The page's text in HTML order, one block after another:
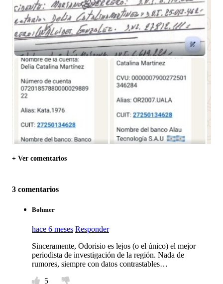
+ Ver comentarios
3 comentarios
Bohmer
hace 6 meses Responder
Sinceramente, Odorisio es lejos (o el único) el mejor
periodista de investigación de la región. Nada de
rumores, siempre con datos contrastables…
5